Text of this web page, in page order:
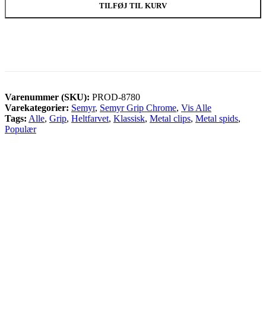
TILFØJ TIL KURV
Varenummer (SKU): PROD-8780
Varekategorier: Semyr, Semyr Grip Chrome, Vis Alle
Tags: Alle, Grip, Heltfarvet, Klassisk, Metal clips, Metal spids,
Populær